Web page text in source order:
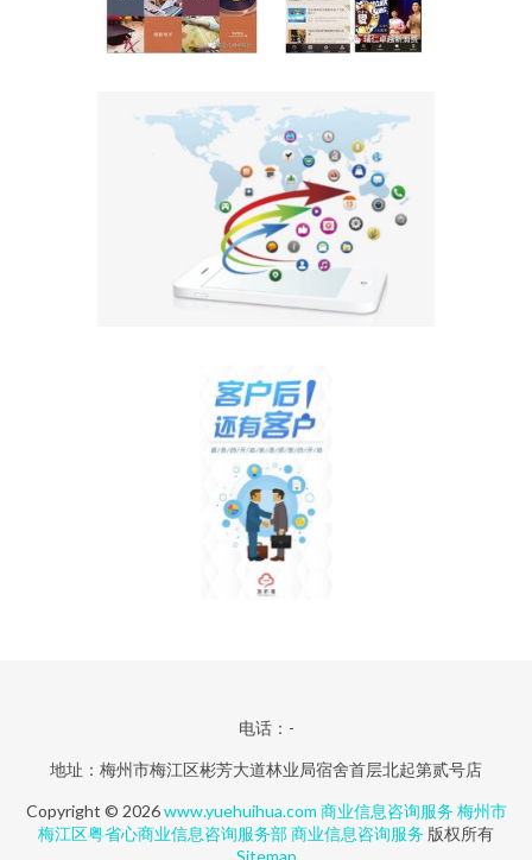
电话：-
地址：梅州市梅江区彬芳大道林业局宿舍首层北起第贰号店
Copyright © 2026www.yuehuihua.com 商业信息咨询服务 梅州市
梅江区粤省心商业信息咨询服务部商业信息咨询服务 版权所有
Sitemap